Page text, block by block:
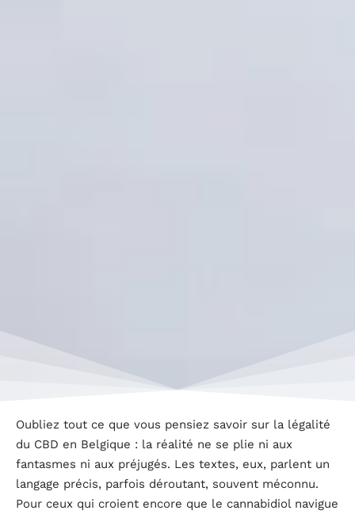
Oubliez tout ce que vous pensiez savoir sur la légalité
du CBD en Belgique : la réalité ne se plie ni aux
fantasmes ni aux préjugés. Les textes, eux, parlent un
langage précis, parfois déroutant, souvent méconnu.
Pour ceux qui croient encore que le cannabidiol navigue